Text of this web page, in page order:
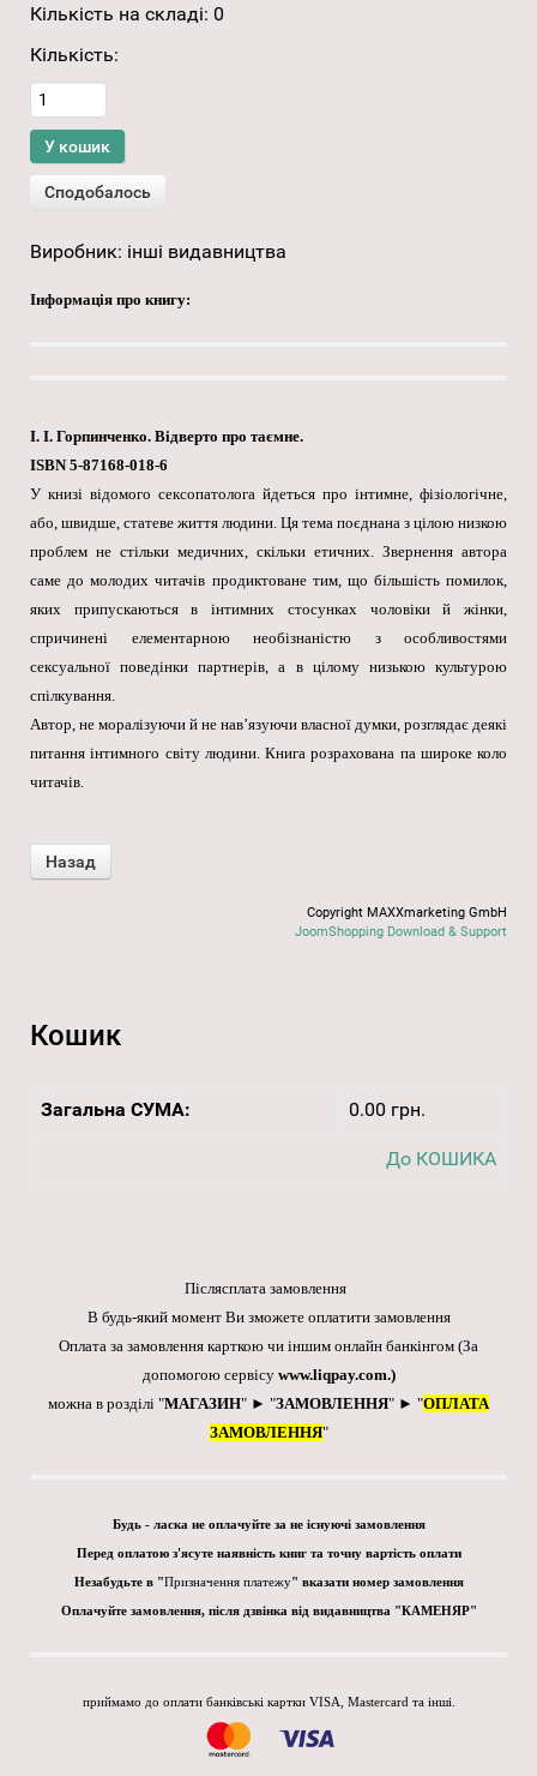
Кількість на складі: 0
Кількість:
Виробник: інші видавництва
Інформація про книгу:
І. І. Горпинченко. Відверто про таємне.
ISBN 5-87168-018-6
У книзі відомого сексопатолога йдеться про інтимне, фізіологічне,
або, швидше, статеве життя людини. Ця тема поєднана з цілою низкою
проблем не стільки медичних, скільки етичних. Звернення автора
саме до молодих читачів продиктоване тим, що більшість помилок,
яких припускаються в інтимних стосунках чоловіки й жінки,
спричинені елементарною необізнаністю з особливостями
сексуальної поведінки партнерів, а в цілому низькою культурою
спілкування.
Автор, не моралізуючи й не нав’язуючи власної думки, розглядає деякі
питання інтимного світу людини. Книга розрахована па широке коло
читачів.
Copyright MAXXmarketing GmbH
JoomShopping Download & Support
Кошик
Загальна СУМА: 0.00 грн.
До КОШИКА
Післясплата замовлення
В будь-який момент Ви зможете оплатити замовлення
Оплата за замовлення карткою чи іншим онлайн банкінгом (За
допомогою сервісу www.liqpay.com.)
можна в розділі "МАГАЗИН" ► "ЗАМОВЛЕННЯ" ► "ОПЛАТА
ЗАМОВЛЕННЯ"
Будь - ласка не оплачуйте за не існуючі замовлення
Перед оплатою з'ясуте наявність книг та точну вартість оплати
Незабудьте в "Призначення платежу" вказати номер замовлення
Оплачуйте замовлення, після дзвінка від видавництва "КАМЕНЯР"
приймамо до оплати банківські картки VISA, Mastercard та інші.